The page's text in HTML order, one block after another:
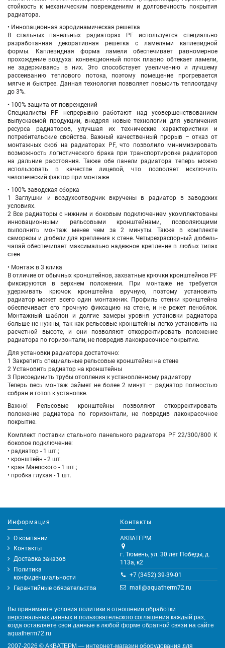
стойкость к механическим повреждениям и долговечность покрытия
радиатора.
• Инновационная аэродинамическая решетка
В стальных панельных радиаторах PF используется специально
разработанная декоративная решетка с ламелями каплевидной
формы. Каплевидная форма ламели обеспечивает равномерное
прохождение воздуха: конвекционный поток плавно обтекает ламели,
не задерживаясь в них. Это способствует увеличению и лучшему
рассеиванию теплового потока, поэтому помещение прогревается
мягче и быстрее. Данная технология позволяет повысить теплоотдачу
до 3%.
• 100% защита от повреждений
Специалисты PF непрерывно работают над усовершенствованием
выпускаемой продукции, внедряя новые технологии для увеличения
ресурса радиаторов, улучшая их технические характеристики и
потребительские свойства. Важный качественный прорыв – отказ от
монтажных скоб на радиаторах PF, что позволило минимизировать
возможность логистического брака при транспортировке радиаторов
на дальние расстояния. Также обе панели радиатора теперь можно
использовать в качестве лицевой, что позволяет исключить
человеческий фактор при монтаже
• 100% заводская сборка
1 Заглушки и воздухоотводчик вкручены в радиатор в заводских
условиях.
2 Все радиаторы с нижним и боковым подключением укомплектованы
инновационными рельсовыми кронштейнами, позволяющими
выполнить монтаж менее чем за 2 минуты. Также в комплекте
саморезы и дюбели для крепления к стене. Четырехраспорный дюбель-
чапай обеспечивает максимально надежное крепление в любых типах
стен
• Монтаж в 3 клика
В отличие от обычных кронштейнов, захватные крючки кронштейнов PF
фиксируются в верхнем положении. При монтаже не требуется
удерживать крючок кронштейна вручную, поэтому установить
радиатор может всего один монтажник. Профиль стенки кронштейна
обеспечивает его прочную фиксацию на стене, и не режет пеноблок.
Монтажный шаблон и долгие замеры уровня установки радиатора
больше не нужны, так как рельсовые кронштейны легко установить на
расчетной высоте, и они позволяют откорректировать положение
радиатора по горизонтали, не повредив лакокрасочное покрытие.
Для установки радиатора достаточно:
1 Закрепить специальные рельсовые кронштейны на стене
2 Установить радиатор на кронштейны
3 Присоединить трубы отопления к установленному радиатору
Теперь весь монтаж займет не более 2 минут – радиатор полностью
собран и готов к установке.
Важно! Рельсовые кронштейны позволяют откорректировать
положение радиатора по горизонтали, не повредив лакокрасочное
покрытие.
Комплект поставки стального панельного радиатора PF 22/300/800 K
боковое подключение:
• радиатор - 1 шт.;
• кронштейн - 2 шт.
• кран Маевского - 1 шт.;
• пробка глухая - 1 шт.
Информация
О компании
Контакты
Доставка заказов
Политика
конфиденциальности
Гарантийные обязательства
Контакты
АКВАТЕРМ
г. Тюмень, ул. 30 лет Победы, д.
113а, к2
+7 (3452) 39-39-01
mail@aquatherm72.ru
Вы принимаете условия политики в отношении обработки
персональных данных и пользовательского соглашения каждый раз,
когда оставляете свои данные в любой форме обратной связи на сайте
aquatherm72.ru
2007-2026 © АКВАТЕРМ — интернет-магазин оборудования для